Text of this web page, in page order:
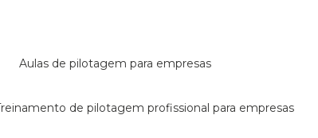
aulas de pilotagem para empresas
treinamento de pilotagem profissional para empresas